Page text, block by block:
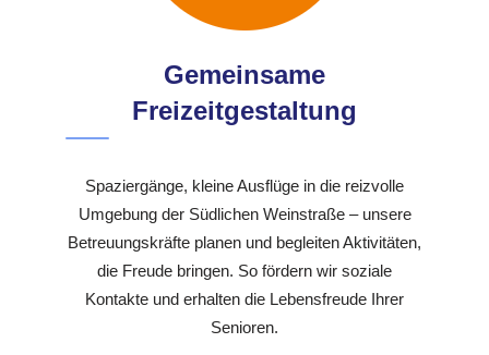
Gemeinsame
Freizeitgestaltung
Spaziergänge, kleine Ausflüge in die reizvolle
Umgebung der Südlichen Weinstraße – unsere
Betreuungskräfte planen und begleiten Aktivitäten,
die Freude bringen. So fördern wir soziale
Kontakte und erhalten die Lebensfreude Ihrer
Senioren.